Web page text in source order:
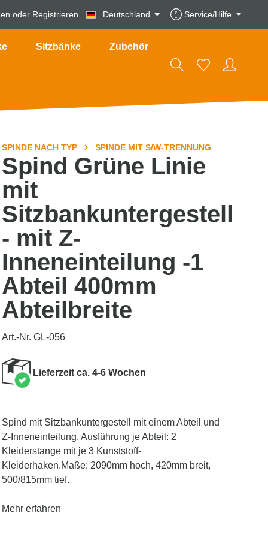
oder Registrieren Deutschland Service/Hilfe
Sitzbänke Zubehör
SPINDE NACH TYP SPINDE MIT S/W-TRENNUNG
Spind Grüne Linie
mit
Sitzbankuntergestell
- mit Z-
Inneneinteilung -1
Abteil 400mm
Abteilbreite
Art.-Nr. GL-056
Lieferzeit ca. 4-6 Wochen
Spind mit Sitzbankuntergestell mit einem Abteil und
Z-Inneneinteilung. Ausführung je Abteil: 2
Kleiderstange mit je 3 Kunststoff-
Kleiderhaken.Maße: 2090mm hoch, 420mm breit,
500/815mm tief.
Mehr erfahren